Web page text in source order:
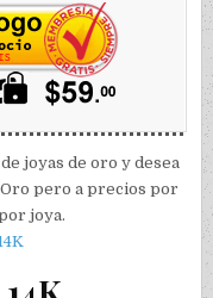
joyas de oro y desea
pero a precios por
joya.